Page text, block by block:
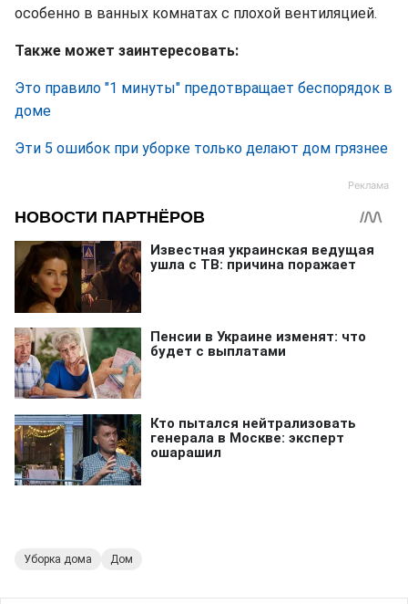
особенно в ванных комнатах с плохой вентиляцией.
Также может заинтересовать:
Это правило "1 минуты" предотвращает беспорядок в
доме
Эти 5 ошибок при уборке только делают дом грязнее
Уборка дома Дом